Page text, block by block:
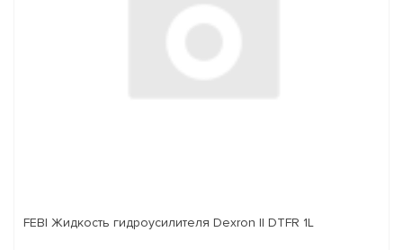
FEBI Жидкость гидроусилителя Dexron II DTFR 1L